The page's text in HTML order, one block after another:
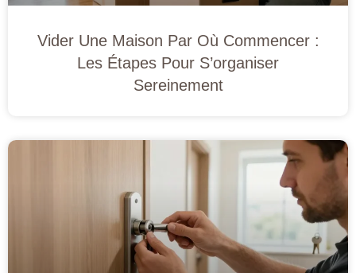
Vider Une Maison Par Où Commencer :
Les Étapes Pour S’organiser
Sereinement